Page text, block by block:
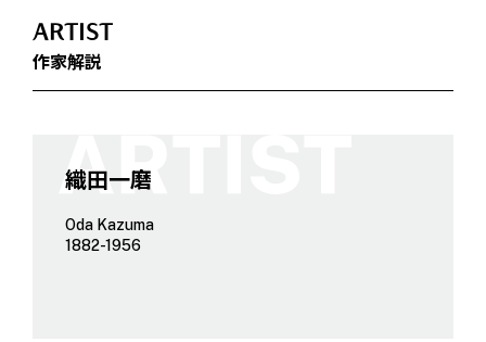
ARTIST
作家解説
織田一磨
Oda Kazuma
1882-1956